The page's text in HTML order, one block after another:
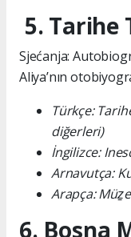
5. Tarihe
Sjećanja:
Aliya’nın
Türkçe:
diğerleri)
İngilizce:
Arnavutça:
Arapça:
6. Bosna